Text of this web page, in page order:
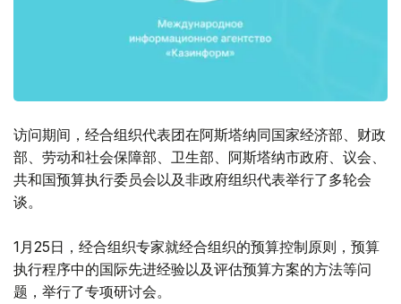
访问期间，经合组织代表团在阿斯塔纳同国家经济部、财政
部、劳动和社会保障部、卫生部、阿斯塔纳市政府、议会、
共和国预算执行委员会以及非政府组织代表举行了多轮会
谈。
1月25日，经合组织专家就经合组织的预算控制原则，预算
执行程序中的国际先进经验以及评估预算方案的方法等问
题，举行了专项研讨会。